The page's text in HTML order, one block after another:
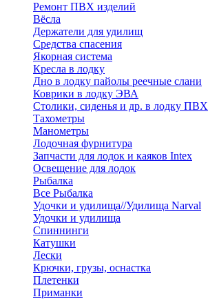
Ремонт ПВХ изделий
Вёсла
Держатели для удилищ
Средства спасения
Якорная система
Кресла в лодку
Дно в лодку пайолы реечные слани
Коврики в лодку ЭВА
Столики, сиденья и др. в лодку ПВХ
Тахометры
Манометры
Лодочная фурнитура
Запчасти для лодок и каяков Intex
Освещение для лодок
Рыбалка
Все Рыбалка
Удочки и удилища//Удилища Narval
Удочки и удилища
Спиннинги
Катушки
Лески
Крючки, грузы, оснастка
Плетенки
Приманки